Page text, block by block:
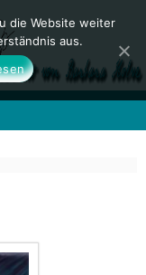
die Website weiter
aus.